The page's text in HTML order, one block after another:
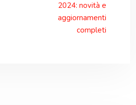
2024: novità e
aggiornamenti
completi